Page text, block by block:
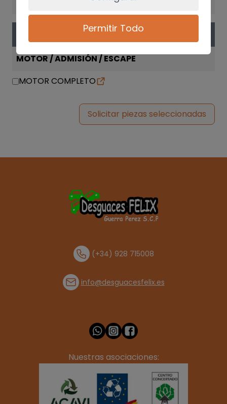
MOTOR / ADMISIÓN / ESCAPE
MOTOR COMPLETO
Solicitar piezas seleccionadas
(+34) 928 715008
info@desguacesfelix.es
Nuestras asociaciones:
Permitir Todo